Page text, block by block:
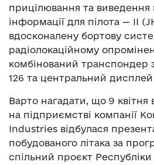
прицілювання та виведення
інформації для пілота — II
вдосконалену бортову
радіолокаційному
комбінований транспондер
126 та центральний дисплей
Варто нагадати, що 9 квітня
на підприємстві компанії
Industries відбулася
побудованого літака за
спільний проєкт Республіки